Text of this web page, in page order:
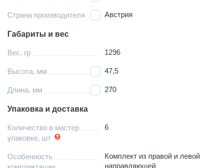
Страна производителя Австрия
Габариты и вес
Вес, гр 1296
Высота, мм 47,5
Длина, мм 270
Упаковка и доставка
Количество в мастер
упаковке, шт
6
Особенность
Комплект из правой и левой
направляющей